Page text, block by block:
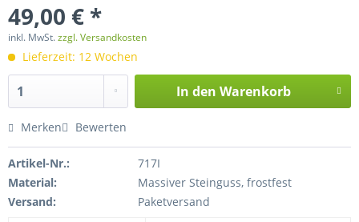
49,00 € *
inkl. MwSt.zzgl. Versandkosten
Lieferzeit: 12 Wochen
In den Warenkorb
Merken Bewerten
Artikel-Nr.:
717I
Material:
Massiver Steinguss, frostfest
Versand:
Paketversand